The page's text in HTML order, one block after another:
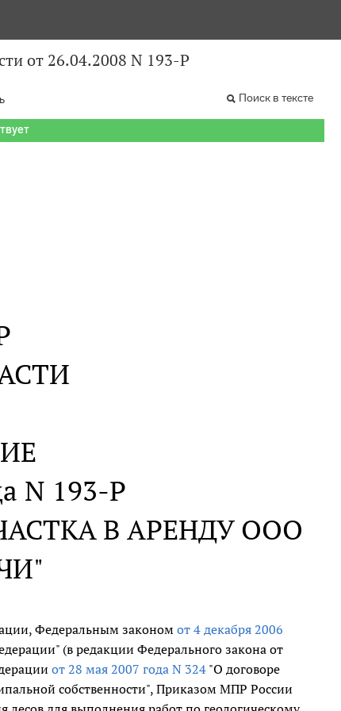
от 26.04.2008 N 193-Р
Поиск в тексте
N 193-Р
В АРЕНДУ ООО
Федеральным закономот 4 декабря 2006
(в редакции Федерального закона от
от 28 мая 2007 года N 324 "О договоре
собственности", Приказом МПР России